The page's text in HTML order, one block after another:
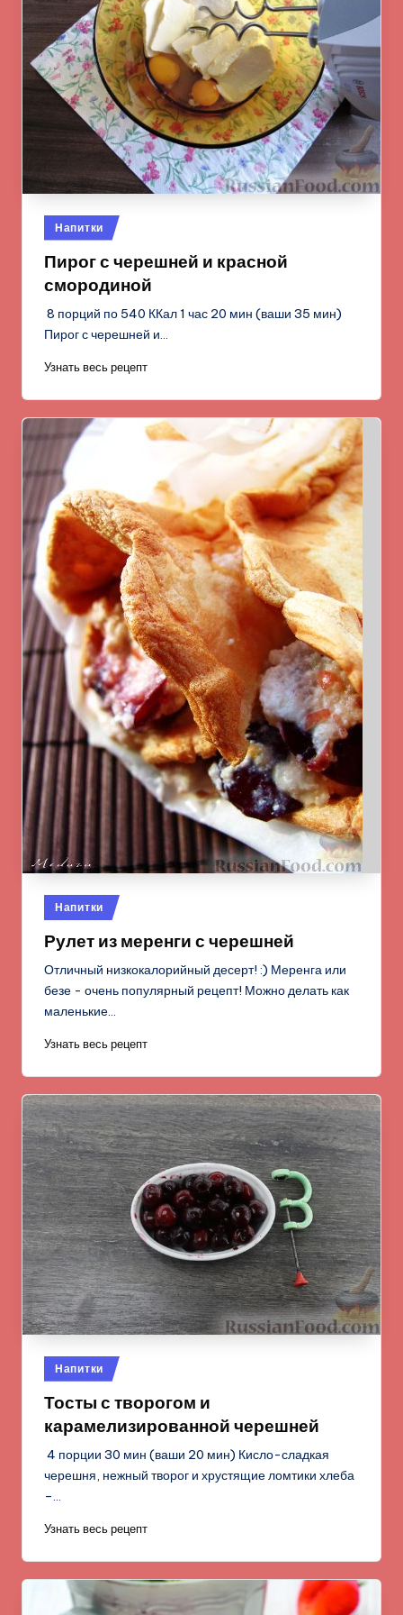
Опубликовано
в
Напитки
Пирог с черешней и красной
смородиной
8 порций по 540 ККал 1 час 20 мин (ваши 35 мин)
Пирог с черешней и…
Узнать весь рецепт
Опубликовано
в
Напитки
Рулет из меренги с черешней
Отличный низкокалорийный десерт! :) Меренга или
безе - очень популярный рецепт! Можно делать как
маленькие…
Узнать весь рецепт
Опубликовано
в
Напитки
Тосты с творогом и
карамелизированной черешней
4 порции 30 мин (ваши 20 мин) Кисло-сладкая
черешня, нежный творог и хрустящие ломтики хлеба
–…
Узнать весь рецепт